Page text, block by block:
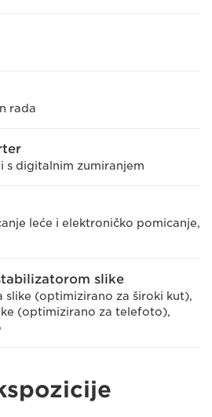
rada
s digitalnim zumiranjem
leće i elektroničko pomicanje,
slike
slike (optimizirano za široki kut),
(optimizirano za telefoto),